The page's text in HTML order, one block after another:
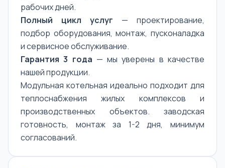
рабочих дней.
Полный цикл услуг — проектирование,
подбор оборудования, монтаж, пусконаладка
и сервисное обслуживание.
Гарантия 3 года — мы уверены в качестве
нашей продукции.
Модульная котельная идеально подходит для
теплоснабжения жилых комплексов и
производственных объектов. заводская
готовность, монтаж за 1-2 дня, минимум
согласований.